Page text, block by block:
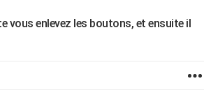
vous enlevez les boutons, et ensuite il